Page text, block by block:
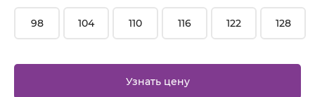
98 104 110 116 122 128
Узнать цену